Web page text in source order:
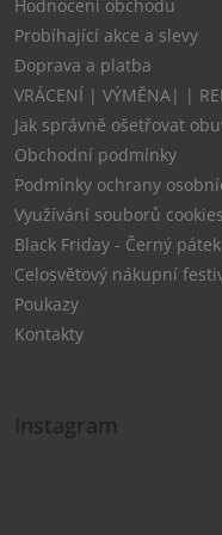
Hodnocení obchodu
Probíhající akce a slevy
Doprava a platba
VRÁCENÍ | VÝMĚNA| |
Jak správně ošetřovat
Obchodní podmínky
Podmínky ochrany
Využívání souborů
Black Friday - Černý pátek
Celosvětový nákupní
Poukazy
Kontakty
Instagram